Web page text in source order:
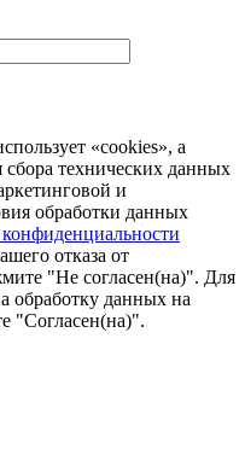
«cookies», а
технических данных
и
обработки данных
отказа от
"Не согласен(на)". Для
обработку данных на
"Согласен(на)".